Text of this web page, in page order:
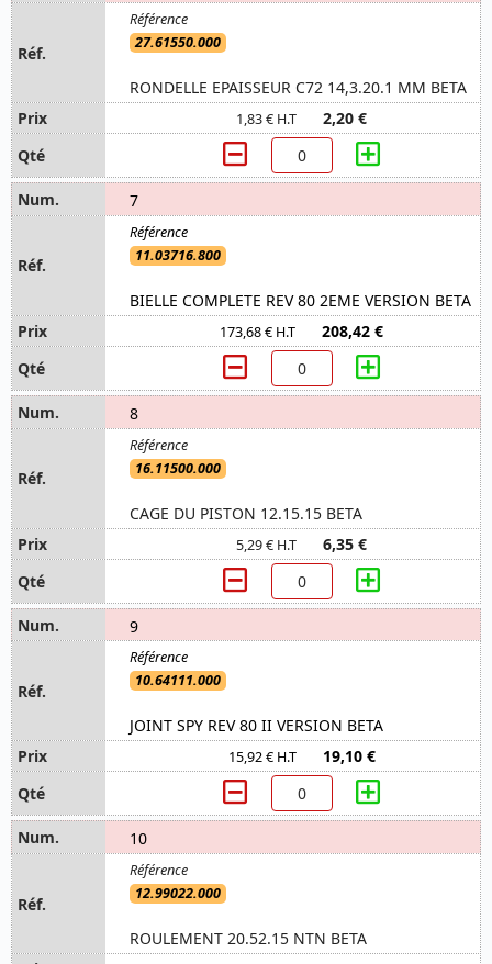
27.61550.000
RONDELLE EPAISSEUR C72 14,3.20.1 MM BETA
1,83 € H.T 2,20 €
7
11.03716.800
BIELLE COMPLETE REV 80 2EME VERSION BETA
173,68 € H.T 208,42 €
8
16.11500.000
CAGE DU PISTON 12.15.15 BETA
5,29 € H.T 6,35 €
9
10.64111.000
JOINT SPY REV 80 II VERSION BETA
15,92 € H.T 19,10 €
10
12.99022.000
ROULEMENT 20.52.15 NTN BETA